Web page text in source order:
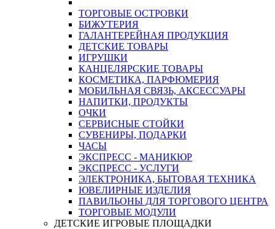
ТОРГОВЫЕ ОСТРОВКИ
БИЖУТЕРИЯ
ГАЛАНТЕРЕЙНАЯ ПРОДУКЦИЯ
ДЕТСКИЕ ТОВАРЫ
ИГРУШКИ
КАНЦЕЛЯРСКИЕ ТОВАРЫ
КОСМЕТИКА, ПАРФЮМЕРИЯ
МОБИЛЬНАЯ СВЯЗЬ, АКСЕССУАРЫ
НАПИТКИ, ПРОДУКТЫ
ОЧКИ
СЕРВИСНЫЕ СТОЙКИ
СУВЕНИРЫ, ПОДАРКИ
ЧАСЫ
ЭКСПРЕСС - МАНИКЮР
ЭКСПРЕСС - УСЛУГИ
ЭЛЕКТРОНИКА, БЫТОВАЯ ТЕХНИКА
ЮВЕЛИРНЫЕ ИЗДЕЛИЯ
ПАВИЛЬОНЫ ДЛЯ ТОРГОВОГО ЦЕНТРА
ТОРГОВЫЕ МОДУЛИ
ДЕТСКИЕ ИГРОВЫЕ ПЛОЩАДКИ